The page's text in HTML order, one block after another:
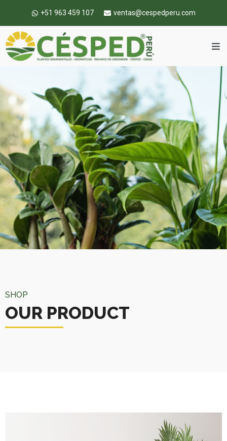
+51 963 459 107 ventas@cespedperu.com
SHOP
OUR PRODUCT